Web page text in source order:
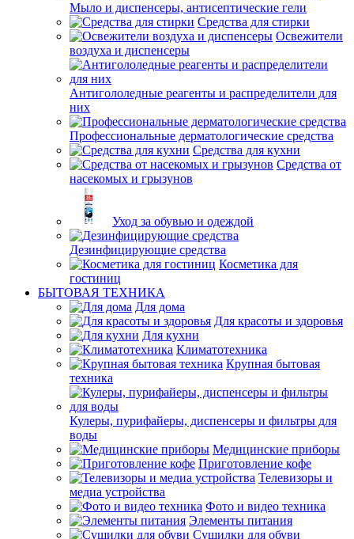
Мыло и диспенсеры, антисептические гели
Средства для стирки
Освежители
воздуха и диспенсеры
Антигололедные реагенты и распределители для
них
Профессиональные дерматологические средства
Средства для кухни
Средства от
насекомых и грызунов
Уход за обувью и одеждой
Дезинфицирующие средства
Косметика для
гостиниц
БЫТОВАЯ ТЕХНИКА
Для дома
Для красоты и здоровья
Для кухни
Климатотехника
Крупная бытовая
техника
Кулеры, пурифайеры, диспенсеры и фильтры для
воды
Медицинские приборы
Приготовление кофе
Телевизоры и
медиа устройства
Фото и видео техника
Элементы питания
Сушилки для обуви